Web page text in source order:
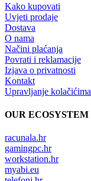
Kako kupovati
Uvjeti prodaje
Dostava
O nama
Načini plaćanja
Povrati i reklamacije
Izjava o privatnosti
Kontakt
Upravljanje kolačićima
OUR ECOSYSTEM
racunala.hr
gamingpc.hr
workstation.hr
myabi.eu